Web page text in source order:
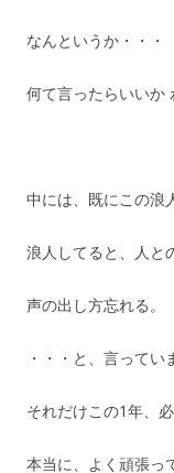
なんというか・・・
何て言ったらいいか
中には、既にこの浪
浪人してると、人と
声の出し方忘れる。
・・・と、言ってい
それだけこの1年、
本当に、よく頑張っ